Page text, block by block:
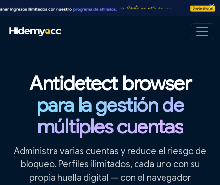
Antidetect browser
para la gestión de
múltiples cuentas
Administra varias cuentas y reduce el riesgo de
bloqueo. Perfiles ilimitados, cada uno con su
propia huella digital — con el navegador